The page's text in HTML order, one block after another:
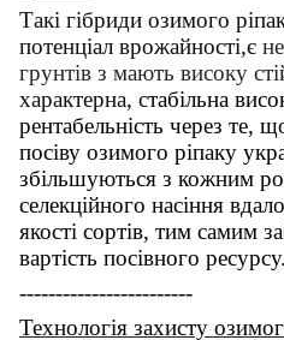
Такі гібриди озимого
потенціал врожайності,є
грунтів з мають високу
характерна, стабільна
рентабельність через те,
посіву озимого ріпаку
збільшуються з кожним
селекційного насіння
якості сортів, тим самим
вартість посівного ресурсу.
------------------------
Технологія захисту